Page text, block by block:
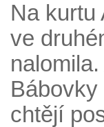
Na kurtu
ve
chtějí